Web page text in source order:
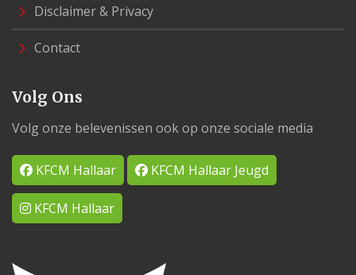
Disclaimer & Privacy
Contact
Volg Ons
Volg onze belevenissen ook op onze sociale media
KFCM Hallaar KFCM Hallaar Jeugd
KFCM Hallaar